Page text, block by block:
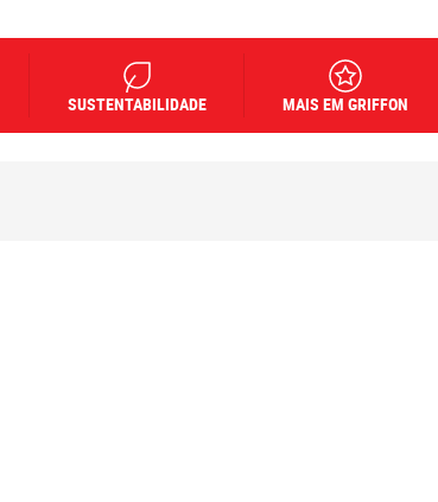
SUSTENTABILIDADE MAIS EM GRIFFON